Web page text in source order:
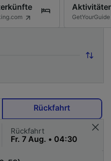
GetYourGuide
Rückfahrt
Rückfahrt